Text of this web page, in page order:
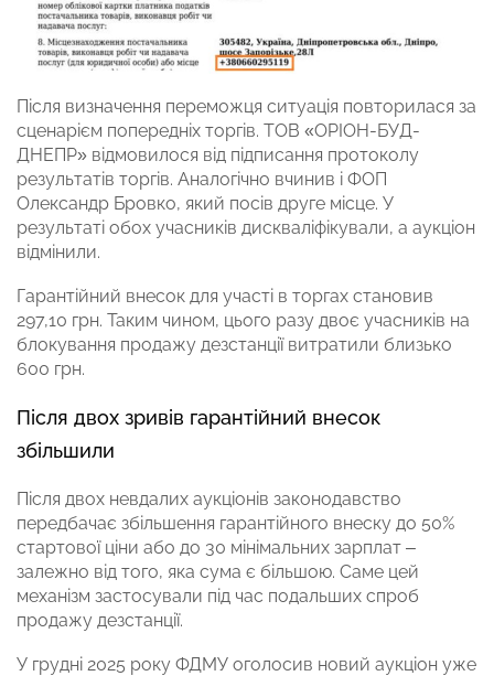
Після визначення переможця ситуація повторилася за
сценарієм попередніх торгів. ТОВ «ОРІОН-БУД-
ДНЕПР» відмовилося від підписання протоколу
результатів торгів. Аналогічно вчинив і ФОП
Олександр Бровко, який посів друге місце. У
результаті обох учасників дискваліфікували, а аукціон
відмінили.
Гарантійний внесок для участі в торгах становив
297,10 грн. Таким чином, цього разу двоє учасників на
блокування продажу дезстанції витратили близько
600 грн.
Після двох зривів гарантійний внесок
збільшили
Після двох невдалих аукціонів законодавство
передбачає збільшення гарантійного внеску до 50%
стартової ціни або до 30 мінімальних зарплат –
залежно від того, яка сума є більшою. Саме цей
механізм застосували під час подальших спроб
продажу дезстанції.
У грудні 2025 року ФДМУ оголосив новий аукціон уже